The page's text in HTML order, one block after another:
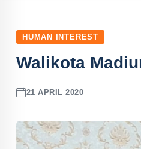
HUMAN INTEREST
Walikota
21 APRIL 2020